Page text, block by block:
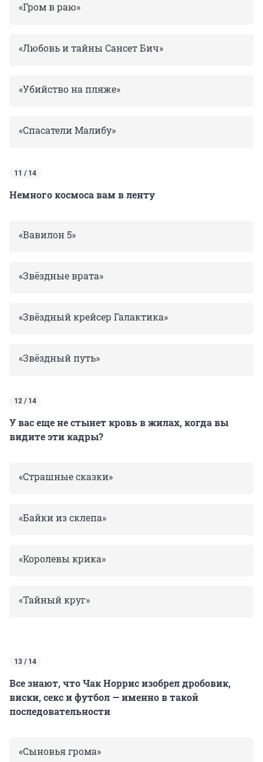
«Гром в раю»
«Любовь и тайны Сансет Бич»
«Убийство на пляже»
«Спасатели Малибу»
11 / 14
Немного космоса вам в ленту
«Вавилон 5»
«Звёздные врата»
«Звёздный крейсер Галактика»
«Звёздный путь»
12 / 14
У вас еще не стынет кровь в жилах, когда вы
видите эти кадры?
«Страшные сказки»
«Байки из склепа»
«Королевы крика»
«Тайный круг»
13 / 14
Все знают, что Чак Норрис изобрел дробовик,
виски, секс и футбол — именно в такой
последовательности
«Сыновья грома»